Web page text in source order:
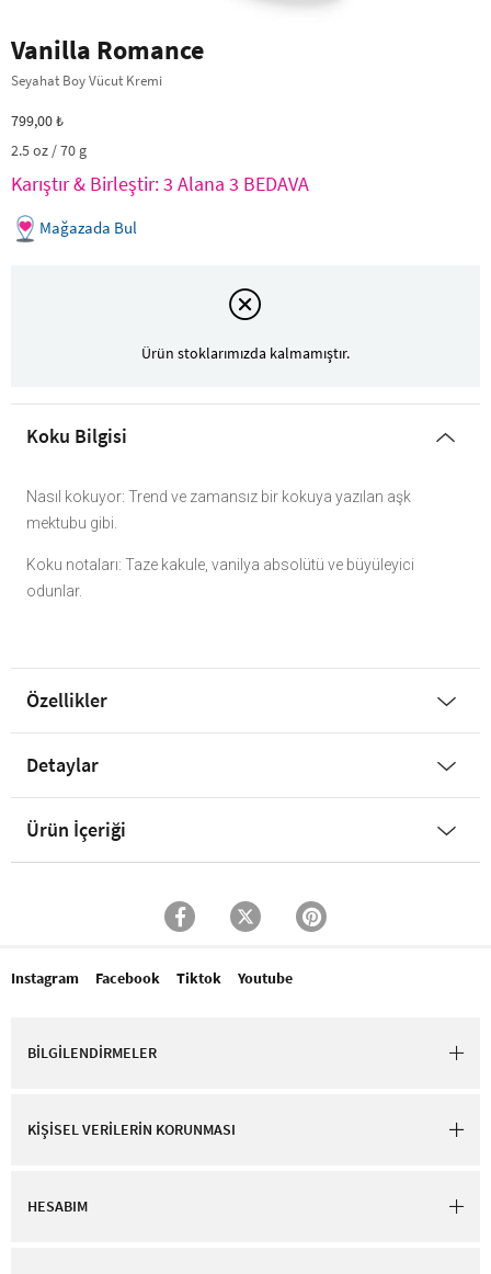
Vanilla Romance
Seyahat Boy Vücut Kremi
799,00 ₺
2.5 oz / 70 g
Karıştır & Birleştir: 3 Alana 3 BEDAVA
Mağazada Bul
Ürün stoklarımızda kalmamıştır.
Koku Bilgisi
Nasıl kokuyor: Trend ve zamansız bir kokuya yazılan aşk
mektubu gibi.
Koku notaları: Taze kakule, vanilya absolütü ve büyüleyici
odunlar.
Özellikler
Detaylar
Ürün İçeriği
Instagram Facebook Tiktok Youtube
BİLGİLENDİRMELER
KİŞİSEL VERİLERİN KORUNMASI
HESABIM